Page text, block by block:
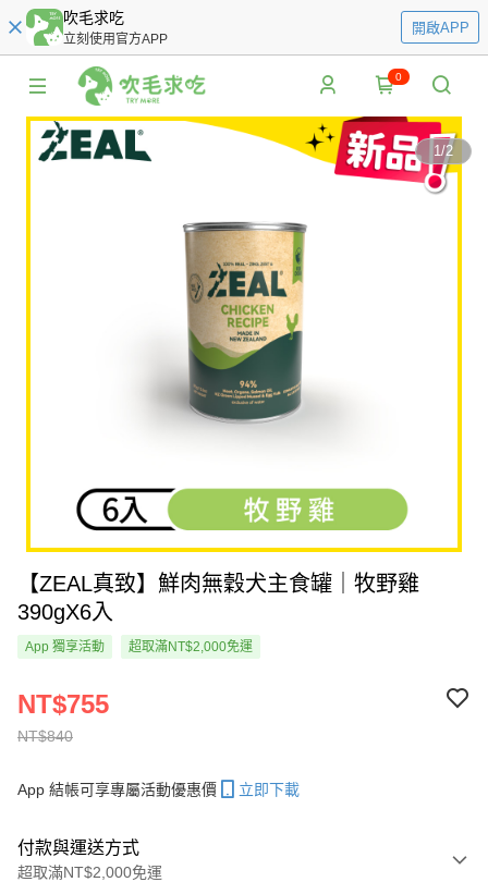
吹毛求吃
立刻使用官方APP
開啟APP
0
1/2
【ZEAL真致】鮮肉無穀犬主食罐｜牧野雞
390gX6入
App 獨享活動 超取滿NT$2,000免運
NT$840
NT$755
App 結帳可享專屬活動優惠價 立即下載
付款與運送方式
超取滿NT$2,000免運